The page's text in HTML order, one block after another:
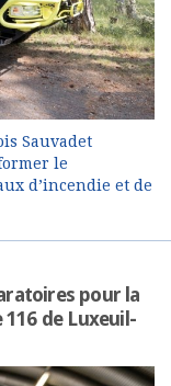
Sauvadet
le
d’incendie et de
pour la
de Luxeuil-